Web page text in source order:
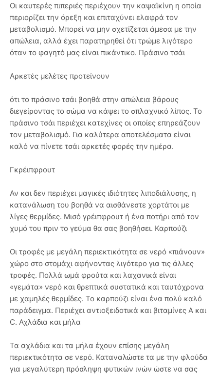
Οι καυτερές πιπεριές περιέχουν την καψαϊκίνη η οποία
περιορίζει την όρεξη και επιταχύνει ελαφρά τον
μεταβολισμό. Μπορεί να μην σχετίζεται άμεσα με την
απώλεια, αλλά έχει παρατηρηθεί ότι τρώμε λιγότερο
όταν το φαγητό μας είναι πικάντικο. Πράσινο τσάι
Αρκετές μελέτες προτείνουν
ότι το πράσινο τσάι βοηθά στην απώλεια βάρους
διεγείροντας το σώμα να κάψει το σπλαχνικό λίπος. Το
πράσινο τσάι περιέχει κατεχίνες οι οποίες επηρεάζουν
τον μεταβολισμό. Για καλύτερα αποτελέσματα είναι
καλό να πίνετε τσάι αρκετές φορές την ημέρα.
Γκρέιπφρουτ
Αν και δεν περιέχει μαγικές ιδιότητες λιποδιάλυσης, η
κατανάλωση του βοηθά να αισθάνεστε χορτάτοι με
λίγες θερμίδες. Μισό γρέιπφρουτ ή ένα ποτήρι από τον
χυμό του πριν το γεύμα θα σας βοηθήσει. Καρπούζι
Οι τροφές με μεγάλη περιεκτικότητα σε νερό «πιάνουν»
χώρο στο στομάχι αφήνοντας λιγότερο για τις άλλες
τροφές. Πολλά ωμά φρούτα και λαχανικά είναι
«γεμάτα» νερό και θρεπτικά συστατικά και ταυτόχρονα
με χαμηλές θερμίδες. Το καρπούζι είναι ένα πολύ καλό
παράδειγμα. Περιέχει αντιοξειδοτικά και βιταμίνες Α και
C. Αχλάδια και μήλα
Τα αχλάδια και τα μήλα έχουν επίσης μεγάλη
περιεκτικότητα σε νερό. Καταναλώστε τα με την φλούδα
για μεγαλύτερη πρόσληψη φυτικών ινών ώστε να σας